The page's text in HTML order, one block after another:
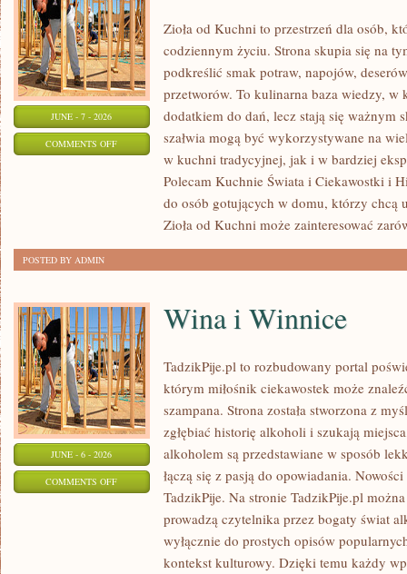
JUNE - 7 - 2026
COMMENTS OFFON
Zioła od Kuchni to przestrzeń dla osób,
codziennym życiu. Strona skupia się na
podkreślić smak potraw, napojów,
przetworów. To kulinarna baza wiedzy, w
dodatkiem do dań, lecz stają się ważnym
szałwia mogą być wykorzystywane na
w kuchni tradycyjnej, jak i w bardziej
Polecam Kuchnie Świata i Ciekawostki i
do osób gotujących w domu, którzy chcą
Zioła od Kuchni może zainteresować
POSTED BY ADMIN
JUNE - 6 - 2026
COMMENTS OFFON
Wina i Winnice
TadzikPije.pl to rozbudowany portal
którym miłośnik ciekawostek może
szampana. Strona została stworzona z
zgłębiać historię alkoholi i szukają
alkoholem są przedstawiane w sposób
łączą się z pasją do opowiadania.
TadzikPije. Na stronie TadzikPije.pl
prowadzą czytelnika przez bogaty świat
wyłącznie do prostych opisów
kontekst kulturowy. Dzięki temu każdy